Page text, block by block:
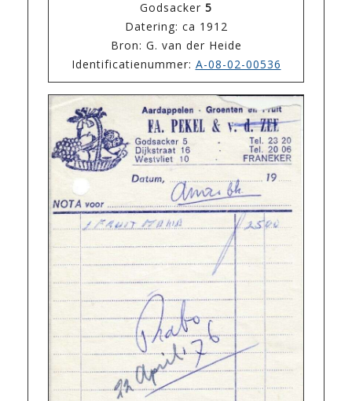
Godsacker 5
Datering: ca 1912
Bron: G. van der Heide
Identificatienummer: A-08-02-00536